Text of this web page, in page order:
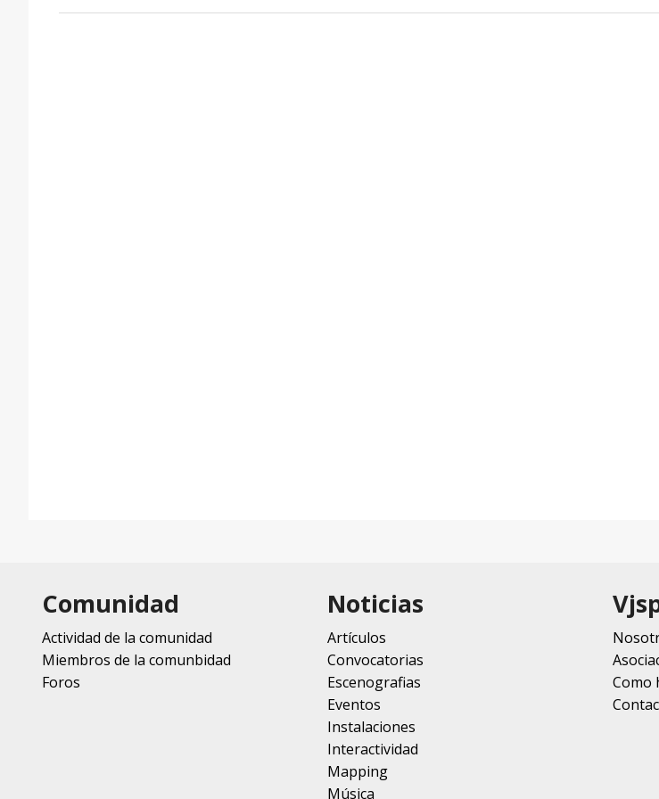
Comunidad
Actividad de la comunidad
Miembros de la comunbidad
Foros
Noticias
Artículos
Convocatorias
Escenografias
Eventos
Instalaciones
Interactividad
Mapping
Música
Como